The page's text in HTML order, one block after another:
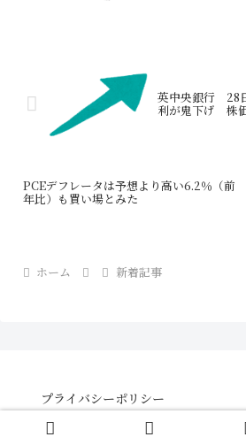
英中央銀行 28
利が鬼下げ 株
PCEデフレータは予想より高い6.2％（前
年比）も買い場とみた
ホーム 新着記事
プライバシーポリシー
© 2021 【さきよみ】株・FX・